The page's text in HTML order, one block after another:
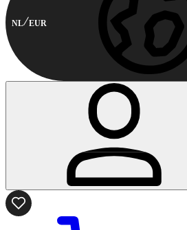
NL EUR